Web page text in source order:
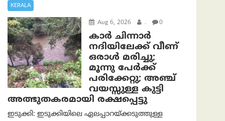
KERALA
Aug 6, 2026 . 0
കാര്‍ ചിന്നാര്‍
നദിയിലേക്ക് വീണ്
ഒരാള്‍ മരിച്ചു;
മൂന്നു പേര്‍ക്ക്
പരിക്കേറ്റു; അഞ്ച്
വയസ്സുള്ള കുട്ടി
അത്ഭുതകരമായി രക്ഷപ്പെട്ടു
ഇടുക്കി: ഇടുക്കിയിലെ ഏലപ്പാറയ്ക്കടുത്തുള്ള